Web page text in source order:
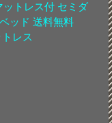
ットレス付 セミダ
ッド 送料無料
レス